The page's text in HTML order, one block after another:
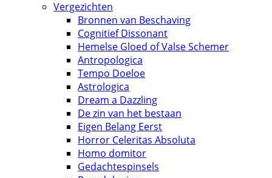
Vergezichten
Bronnen van Beschaving
Cognitief Dissonant
Hemelse Gloed of Valse Schemer
Antropologica
Tempo Doeloe
Astrologica
Dream a Dazzling
De zin van het bestaan
Eigen Belang Eerst
Horror Celeritas Absoluta
Homo domitor
Gedachtespinsels